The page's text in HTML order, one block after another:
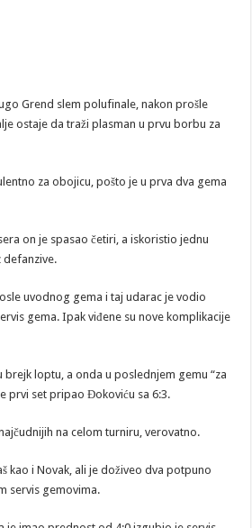
Grend slem polufinale, nakon prošle
ostaje da traži plasman u prvu borbu za
za obojicu, pošto je u prva dva gema
on je spasao četiri, a iskoristio jednu
defanzive.
uvodnog gema i taj udarac je vodio
gema. Ipak viđene su nove komplikacije
loptu, a onda u poslednjem gemu “za
prvi set pripao Đokoviću sa 6:3.
na celom turniru, verovatno.
kao i Novak, ali je doživeo dva potpuno
servis gemovima.